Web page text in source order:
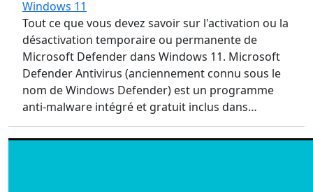
Windows 11
Tout ce que vous devez savoir sur l'activation ou la
désactivation temporaire ou permanente de
Microsoft Defender dans Windows 11. Microsoft
Defender Antivirus (anciennement connu sous le
nom de Windows Defender) est un programme
anti-malware intégré et gratuit inclus dans…